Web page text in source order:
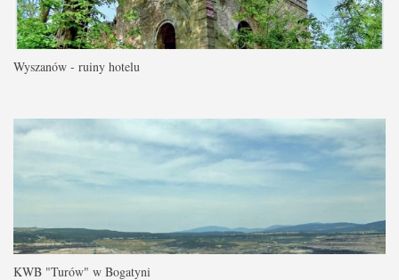
Wyszanów - ruiny hotelu
KWB "Turów" w Bogatyni